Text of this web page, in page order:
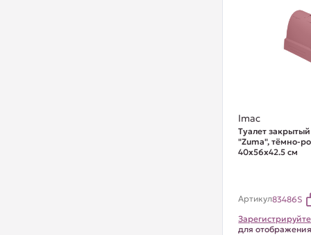
Imac
Туалет
"Zuma", тёмно-
40х56х42.5 см
Артикул83486S
для